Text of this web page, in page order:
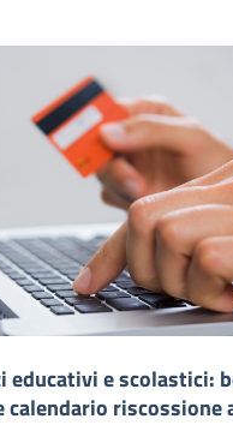
educativi e scolastici:
riscossione